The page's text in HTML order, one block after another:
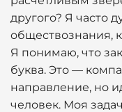
другого? Я часто
обществознания,
Я понимаю, что
буква. Это —
направление, но
человек. Моя